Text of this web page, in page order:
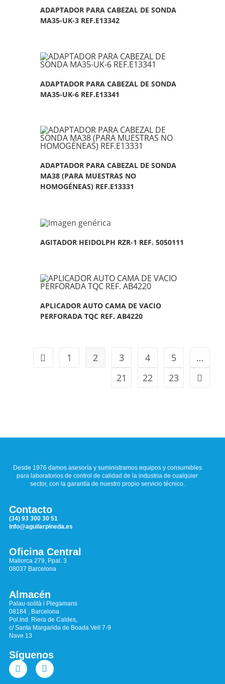
ADAPTADOR PARA CABEZAL DE SONDA
MA35-UK-3 REF.E13342
ADAPTADOR PARA CABEZAL DE SONDA
MA35-UK-6 REF.E13341
ADAPTADOR PARA CABEZAL DE SONDA
MA38 (PARA MUESTRAS NO
HOMOGÉNEAS) REF.E13331
AGITADOR HEIDOLPH RZR-1 REF. 5050111
APLICADOR AUTO CAMA DE VACIO
PERFORADA TQC REF. AB4220
1 2 3 4 5
…
21
22 23
Desde 1976 damos asesoría y suministramos equipos y consumibles
para laboratorios de control de calidad de la industria de cualquier
sector, con la garantía de nuestro propio servicio técnico.
Contacto
(34) 93 300 30 51
info@aguilarpineda.es
Oficina Central
Mallorca 279, Ppal. 3
08037 Barcelona
Almacén
Palau-solità i Plegamans
08184 , Barcelona
Pol.Ind. Riera de Caldes,
c/ Santa Margarida de Boada Vell 7-9
Nave 13
Síguenos